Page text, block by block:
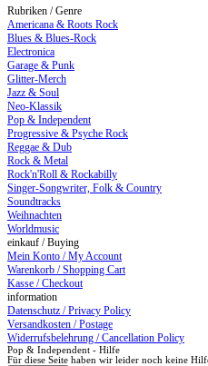
Rubriken / Genre
Americana & Roots Rock
Blues & Blues-Rock
Electronica
Garage & Punk
Glitter-Merch
Jazz & Soul
Neo-Klassik
Pop & Independent
Progressive & Psyche Rock
Reggae & Dub
Rock & Metal
Rock'n'Roll & Rockabilly
Singer-Songwriter, Folk & Country
Soundtracks
Weihnachten
Worldmusic
einkauf / Buying
Mein Konto / My Account
Warenkorb / Shopping Cart
Kasse / Checkout
information
Datenschutz / Privacy Policy
Versandkosten / Postage
Widerrufsbelehrung / Cancellation Policy
Pop & Independent - Hilfe
Für diese Seite haben wir leider noch keine